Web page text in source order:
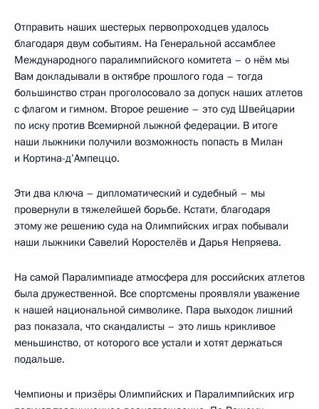
Отправить наших шестерых первопроходцев удалось
благодаря двум событиям. На Генеральной ассамблее
Международного паралимпийского комитета – о нём мы
Вам докладывали в октябре прошлого года – тогда
большинство стран проголосовало за допуск наших атлетов
с флагом и гимном. Второе решение – это суд Швейцарии
по иску против Всемирной лыжной федерации. В итоге
наши лыжники получили возможность попасть в Милан
и Кортина-д’Ампеццо.
Эти два ключа – дипломатический и судебный – мы
провернули в тяжелейшей борьбе. Кстати, благодаря
этому же решению суда на Олимпийских играх побывали
наши лыжники Савелий Коростелёв и Дарья Непряева.
На самой Паралимпиаде атмосфера для российских атлетов
была дружественной. Все спортсмены проявляли уважение
к нашей национальной символике. Пара выходок лишний
раз показала, что скандалисты – это лишь крикливое
меньшинство, от которого все устали и хотят держаться
подальше.
Чемпионы и призёры Олимпийских и Паралимпийских игр